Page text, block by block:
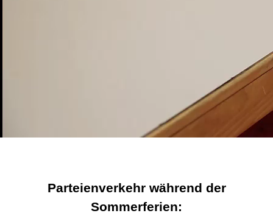
Parteienverkehr während der
Sommerferien: